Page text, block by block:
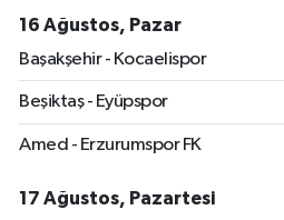
16 Ağustos, Pazar
Başakşehir - Kocaelispor
Beşiktaş - Eyüpspor
Amed - Erzurumspor FK
17 Ağustos, Pazartesi